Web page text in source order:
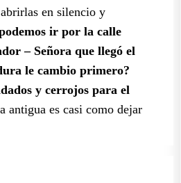
en silencio y
ir por la calle
– Señora que llegó el
le cambio primero?
y cerrojos para el
antigua es casi como dejar